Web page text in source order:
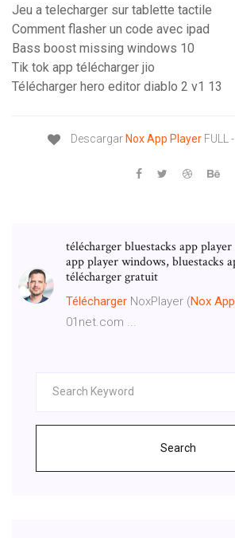
Jeu a telecharger sur tablette tactile
Comment flasher un code avec ipad
Bass boost missing windows 10
Tik tok app télécharger jio
Télécharger hero editor diablo 2 v1 13
Descargar Nox App PlayerFULL
télécharger bluestacks app
app player windows, bluestacks
télécharger gratuit
Télécharger NoxPlayer (Nox App
01net.com ...
Search